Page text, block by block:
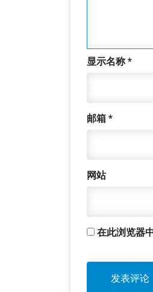
显示名称*
邮箱 *
网站
在此浏览器